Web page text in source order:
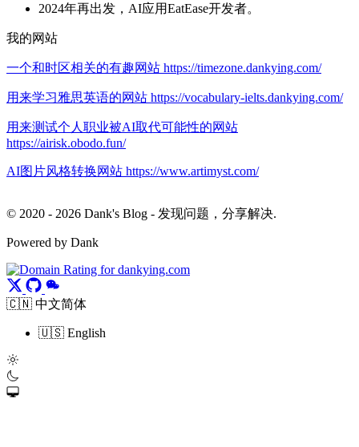
2024年再出发，AI应用EatEase开发者。
我的网站
一个和时区相关的有趣网站 https://timezone.dankying.com/
用来学习雅思英语的网站 https://vocabulary-ielts.dankying.com/
用来测试个人职业被AI取代可能性的网站
https://airisk.obodo.fun/
AI图片风格转换网站 https://www.artimyst.com/
© 2020 - 2026 Dank's Blog - 发现问题，分享解决.
Powered by Dank
🇨🇳 中文简体
🇺🇸 English